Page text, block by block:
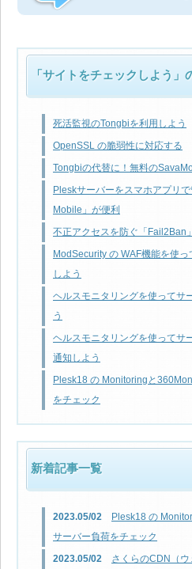
「サイトをチェックしよう」
死活監視のTongbiを利用しよう
OpenSSL の脆弱性に対応する
Tongbiの代替に！無料の
Pleskサーバーをスマホアプリ
Mobile」が便利
不正アクセスを防ぐ「Fail2Ban
ModSecurity の WAF機能を使
しよう
ヘルスモニタリングを使ってサ
う
ヘルスモニタリングを使ってサ
通知しよう
Plesk18 の Monitoringと
をチェック
新着記事一覧
2023.05/02
Plesk18 の
サーバー負荷をチェック
2023.05/02
さくらのCDN（ウ